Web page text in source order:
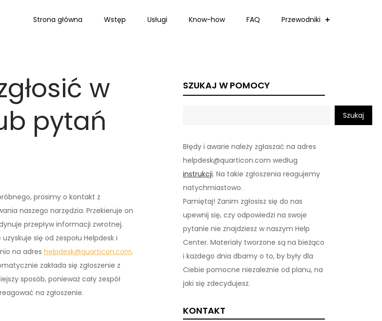
Strona główna Wstęp Usługi Know-how FAQ Przewodniki
w
pytań
prosimy o kontakt z
naszego narzędzia. Przekieruje on
przepływ informacji zwrotnej.
się od zespołu Helpdesk i
na adres helpdesk@quarticon.com.
zakłada się zgłoszenie z
sposób, ponieważ cały zespół
na zgłoszenie.
SZUKAJ W POMOCY
Szukaj
Błędy i awarie należy zgłaszać na adres
helpdesk@quarticon.com według
instrukcji. Na takie zgłoszenia reagujemy
natychmiastowo.
Pamiętaj! Zanim zgłosisz się do nas
upewnij się, czy odpowiedzi na swoje
pytanie nie znajdziesz w naszym Help
Center. Materiały tworzone są na bieżąco
i każdego dnia dbamy o to, by były dla
Ciebie pomocne niezależnie od planu, na
jaki się zdecydujesz.
KONTAKT